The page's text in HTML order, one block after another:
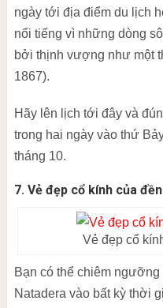
ngày tới địa điểm du lịch
nổi tiếng vì những dòng
bởi thịnh vượng như một
1867).
Hãy lên lịch tới đây và
trong hai ngày vào thứ
tháng 10.
7. Vẻ đẹp cổ kính của
Vẻ đẹp cổ
Bạn có thể chiêm
Natadera vào bất kỳ thời